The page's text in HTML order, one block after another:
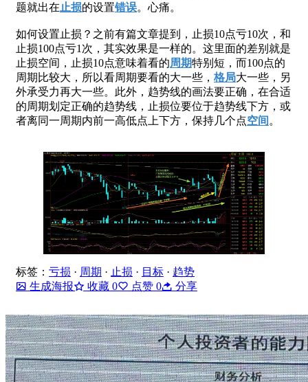
题就出在 止损的设置错误。心痛。
如何设置止损？之前有篇文章提到，止损10点亏10次，和
止损100点亏1次，其实效果是一样的。这里面的差别就是
止损空间，止损10点意味着看的周期特别短，而100点的
周期比较大，所以看周期要看的大一些， 格局大一些，另
外承受力再大一些。此外，趋势线的画法要正确，在合适
的周期划定正确的趋势线，止损位要位于趋势线下方，或
者离同一周期内前一高低点上下方，保持几个点空间 。
标签： 亏损 · 周期 · 止损 · 目标 · 趋势
生成海报
收藏 0 点赞 0 分享